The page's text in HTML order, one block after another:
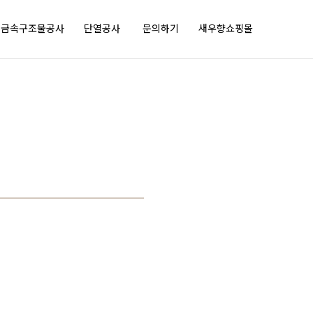
금속구조물공사 단열공사 문의하기 새우향쇼핑몰